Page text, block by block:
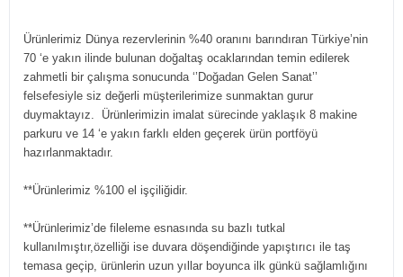
Ürünlerimiz Dünya rezervlerinin %40 oranını barındıran Türkiye’nin
70 ‘e yakın ilinde bulunan doğaltaş ocaklarından temin edilerek
zahmetli bir çalışma sonucunda ‘’Doğadan Gelen Sanat’’
felsefesiyle siz değerli müşterilerimize sunmaktan gurur
duymaktayız. Ürünlerimizin imalat sürecinde yaklaşık 8 makine
parkuru ve 14 ‘e yakın farklı elden geçerek ürün portföyü
hazırlanmaktadır.
**Ürünlerimiz %100 el işçiliğidir.
**Ürünlerimiz’de fileleme esnasında su bazlı tutkal
kullanılmıştır,özelliği ise duvara döşendiğinde yapıştırıcı ile taş
temasa geçip, ürünlerin uzun yıllar boyunca ilk günkü sağlamlığını